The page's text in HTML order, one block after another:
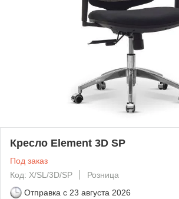
Кресло Element 3D SP
Под заказ
Код: X/SL/3D/SP
Розница
Отправка с 23 августа 2026